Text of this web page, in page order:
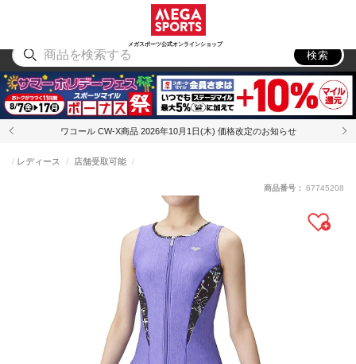
メガスポーツ公式オンラインショップ
アウトドア
検索
ワコール CW-X商品 2026年10月1日(木) 価格改定のお知らせ
レディース 店舗受取可能
商品番号： 67745208